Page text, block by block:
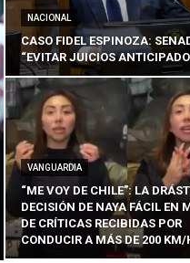
NACIONAL
CASO FIDEL ESPINOZA:
“EVITAR JUICIOS
VANGUARDIA
“ME VOY DE CHILE”: LA
DECISIÓN DE NAYA FÁCIL EN
DE CRÍTICAS RECIBIDAS POR
CONDUCIR A MÁS DE 200 KM/